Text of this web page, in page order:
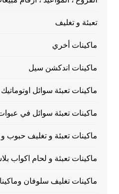
تعبئة و تغليف
ماكينات أخري
ماكينات اندكشن سيل
ماكينات تعبئة سوائل اوتوماتيك
ماكينات تعبئة سوائل في
ماكينات تعبئة و تغليف حبوب
ماكينات تعبئة و لحام اكواب
ماكينات تغليف سلوفان